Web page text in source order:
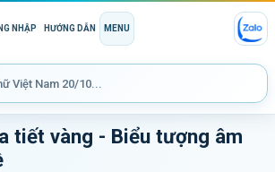
NHẬP HƯỚNG DẪN MENU
tiết vàng - Biểu tượng âm